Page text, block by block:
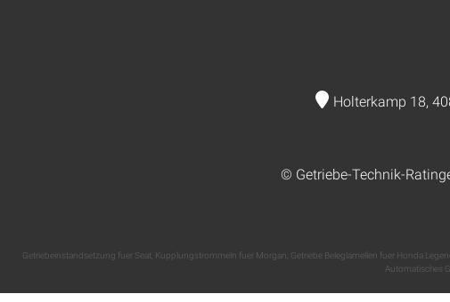
Holterkamp 18,
© Getriebe-Technik-
Getriebeinstandsetzung fuer Seat Kupplungstrommeln fuer Morgan Getriebe Beleglamellen fuer Honda Legend
Automatisches